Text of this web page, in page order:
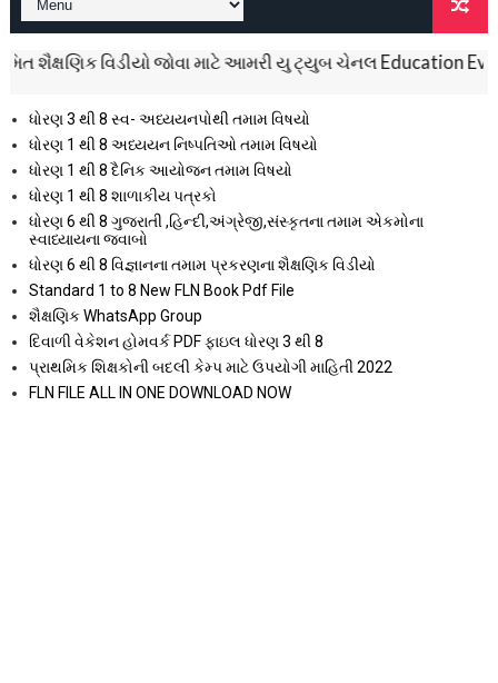
વિડીયો જોવા માટે આમરી યુ ટ્યુબ ચેનલ Education Everyday ને
ધોરણ 3 થી 8 સ્વ- અધ્યયનપોથી તમામ વિષયો
ધોરણ 1 થી 8 અધ્યયન નિષ્પતિઓ તમામ વિષયો
ધોરણ 1 થી 8 દૈનિક આયોજન તમામ વિષયો
ધોરણ 1 થી 8 શાળાકીય પત્રકો
ધોરણ 6 થી 8 ગુજરાતી ,હિન્દી,અંગ્રેજી,સંસ્કૃતના તમામ એકમોના
સ્વાધ્યાયના જવાબો
ધોરણ 6 થી 8 વિજ્ઞાનના તમામ પ્રકરણના શૈક્ષણિક વિડીયો
Standard 1 to 8 New FLN Book Pdf File
શૈક્ષણિક WhatsApp Group
દિવાળી વેકેશન હોમવર્ક PDF ફાઇલ ધોરણ 3 થી 8
પ્રાથમિક શિક્ષકોની બદલી કેમ્પ માટે ઉપયોગી માહિતી 2022
FLN FILE ALL IN ONE DOWNLOAD NOW